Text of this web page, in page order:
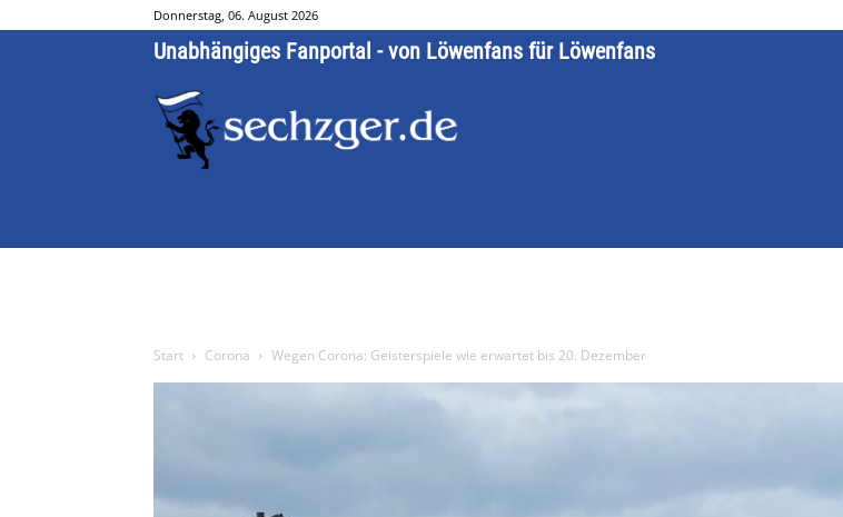
Donnerstag, 06. August 2026
Unabhängiges Fanportal - von Löwenfans für Löwenfans
Start Corona Wegen Corona: Geisterspiele wie erwartet bis 20. Dezember